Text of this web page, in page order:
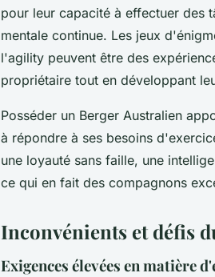
pour leur capacité à effectuer des
mentale continue. Les jeux
l'agility peuvent être des
propriétaire tout en développant
Posséder un Berger Australien
à répondre à ses besoins
une loyauté sans faille, une
ce qui en fait des compagnons
Inconvénients et défis
Exigences élevées en matière